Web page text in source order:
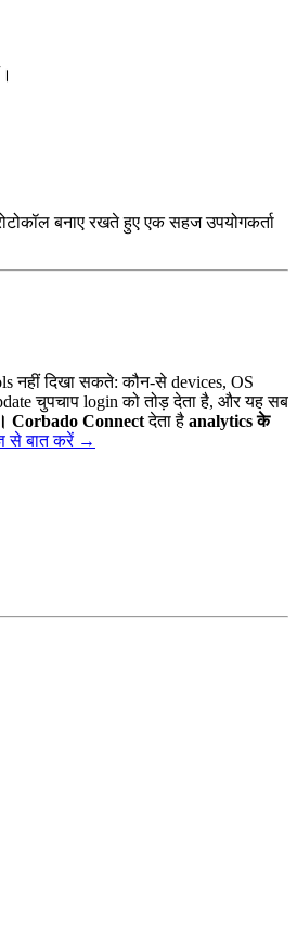
बनाए रखते हुए एक सहज उपयोगकर्ता
नहीं दिखा सकते: कौन-से devices, OS
चुपचाप login को तोड़ देता है, और यह सब
Corbado Connectदेता है analytics के
से बात करें→